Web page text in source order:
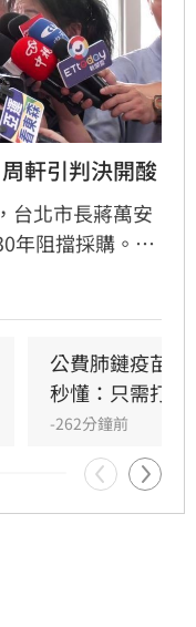
軒引判決開酸
台北市長蔣萬安
年阻擋採購。對
因散布「政府
卻對此司法判決
子嘉後塵，引發
訊息議題的廣泛
公費肺鏈疫苗8/
秒懂：只需打1
-262分鐘前